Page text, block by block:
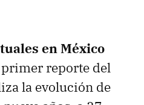
en México
reporte del
la evolución de